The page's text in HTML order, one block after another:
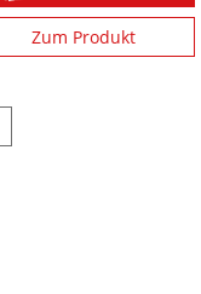
Zum Produkt